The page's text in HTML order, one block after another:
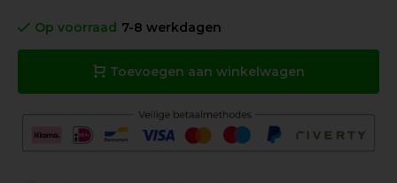
Op voorraad 7-8 werkdagen
Toevoegen aan winkelwagen